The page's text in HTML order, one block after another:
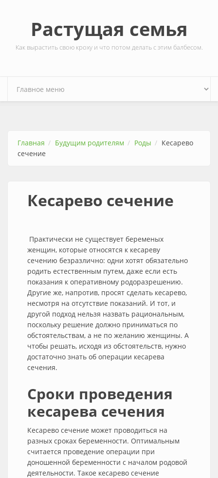
Растущая семья
Как вырастить свою кроху и что потом делать с этим балбесом.
Главная Будущим родителям Роды
Кесарево
сечение
Кесарево сечение
Практически не существует беременых
женщин, которые относятся к кесареву
сечению безразлично: одни хотят обязательно
родить естественным путем, даже если есть
показания к оперативному родоразрешению.
Другие же, напротив, просят сделать кесарево,
несмотря на отсутствие показаний. И тот, и
другой подход нельзя назвать рациональным,
поскольку решение должно приниматься по
обстоятельствам, а не по желанию женщины. А
чтобы решать, исходя из обстоятельств, нужно
достаточно знать об операции кесарева
сечения.
Сроки проведения
кесарева сечения
Кесарево сечение может проводиться на
разных сроках беременности. Оптимальным
считается проведение операции при
доношенной беременности с началом родовой
деятельности. Такое кесарево сечение